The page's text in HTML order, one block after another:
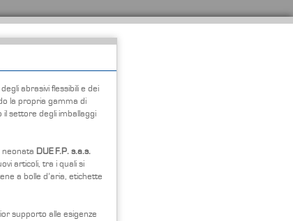
abrasivi flessibili e dei
la propria gamma di
settore degli imballaggi
neonata DUE F.P. s.a.s.
articoli, tra i quali si
a bolle d’aria, etichette
supporto alle esigenze